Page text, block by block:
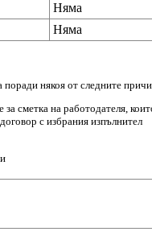
Няма
Няма
някоя от следните
сметка на работодателя,
с избрания изпълнител